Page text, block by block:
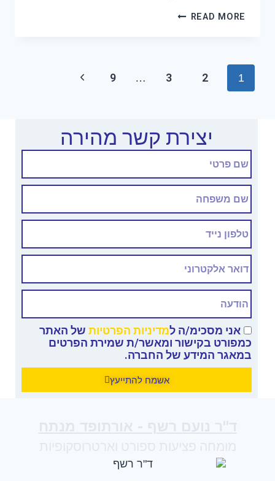
READ MORE
1
2
3
…
9
יצירת קשר מהירה
אני מסכימ/ה למדיניות הפרטיות של האתר
כמפורט בקישור ומאשר/ת שמירת הפרטים
במאגר המידע של החברה.
אשמח להתייעץ